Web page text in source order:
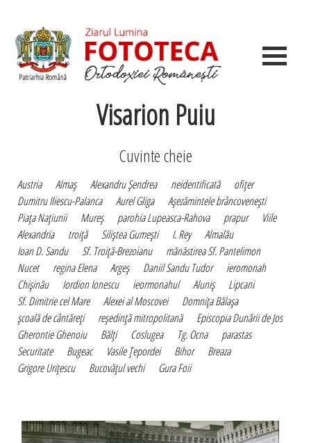
Visarion Puiu
Cuvinte cheie
Austria Almaş Alexandru Şendrea neidentificată
ofiţer
Dumitru Iliescu-Palanca
Aurel Gliga
Aşezămintele brâncoveneşti
Piaţa Naţiunii
Mureş parohia Lupeasca-Rahova prapur
Viile
Alexandria
troiţă Siliştea Gumeşti I. Rey
Almalău
Ioan D. Sandu
Sf. Troiţă-Brezoianu
mănăstirea Sf. Pantelimon
Nucet
regina Elena Argeş Daniil Sandu Tudor
ieromonah
Chişinău
Iordion Ionescu ieormonahul Aluniş
Lipcani
Sf. Dimitrie cel Mare
Alexei al Moscovei
Domniţa Bălaşa
şcoală de cântăreţi
reşedinţă mitropolitană
Episcopia Dunării de Jos
Gherontie Ghenoiu
Bălţi Coslugea Tg. Ocna
parastas
Securitate
Bugeac Vasile Ţepordei Bihor
Breaza
Grigore Uriţescu
Bucovăţul vechi Gura Foii